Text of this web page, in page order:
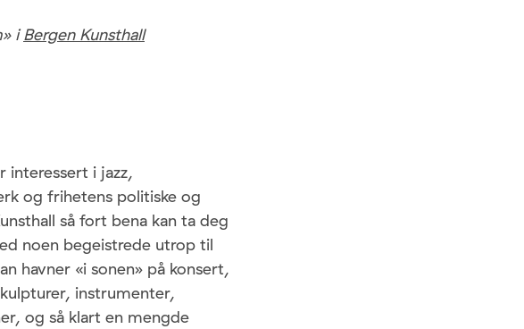
iBergen Kunsthall
interessert i jazz,
og frihetens politiske og
så fort bena kan ta deg
noen begeistrede utrop til
havner «i sonen» på konsert,
instrumenter,
og så klart en mengde